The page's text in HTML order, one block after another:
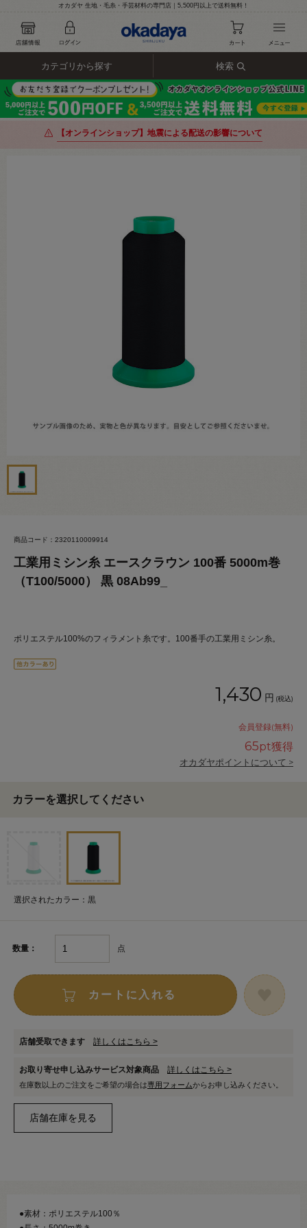
オカダヤ 生地・毛糸・手芸材料の専門店｜5,500円以上で送料無料！
カテゴリから探す 検索
【オンラインショップ】地震による配送の影響について
商品コード：2320110009914
工業用ミシン糸 エースクラウン 100番 5000m巻
（T100/5000） 黒 08Ab99_
ポリエステル100%のフィラメント糸です。100番手の工業用ミシン糸。
1,430 円 (税込)
会員登録(無料)
65pt獲得
オカダヤポイントについて >
カラーを選択してください
選択されたカラー：黒
数量： 点
カートに入れる
店舗受取できます 詳しくはこちら >
お取り寄せ申し込みサービス対象商品 詳しくはこちら >
在庫数以上のご注文をご希望の場合は専用フォームからお申し込みください。
●素材：ポリエステル100％